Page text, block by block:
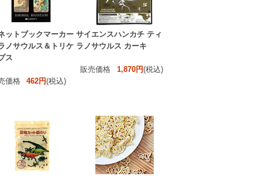
ットブックマーカー
ノサウルス＆トリケ
ス
価格 462円(税込)
サイエンスハンカチ ティ
ラノサウルス カーキ
販売価格 1,870円(税込)